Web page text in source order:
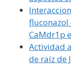
fluconazol
CaMdr1p
Actividad
de raíz de